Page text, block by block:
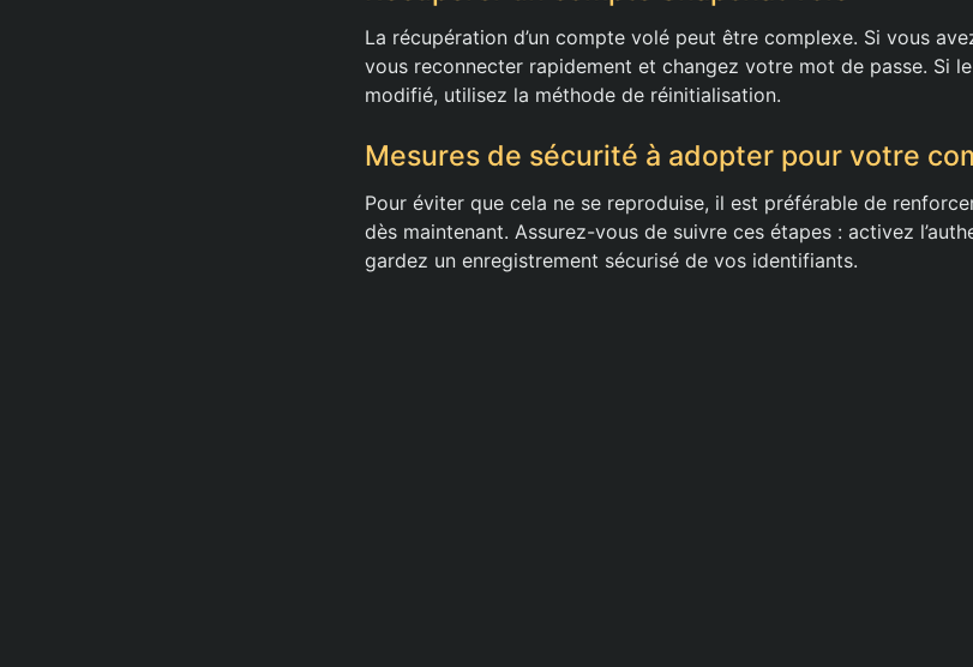
La récupération d’un compte volé peut être complexe. Si vous
vous reconnecter rapidement et changez votre mot de passe. Si
modifié, utilisez la méthode de réinitialisation.
Mesures de sécurité à adopter pour votre
Pour éviter que cela ne se reproduise, il est préférable de
dès maintenant. Assurez-vous de suivre ces étapes : activez
gardez un enregistrement sécurisé de vos identifiants.